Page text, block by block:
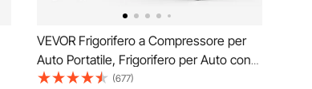
VEVOR Frigorifero a Compressore per
Auto Portatile, Frigorifero per Auto con
Ruote Maniglia Capienza 40 L Controllo
(677)